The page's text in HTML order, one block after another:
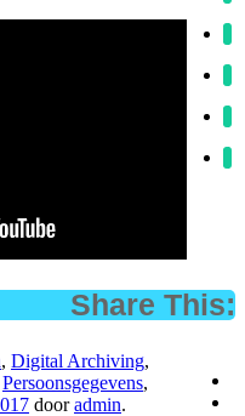
Share This:
, Digital Archiving,
Persoonsgegevens,
dooradmin.